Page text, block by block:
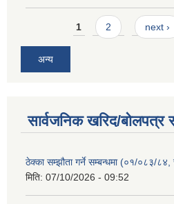
Pages1 2 next ›
अन्य
सार्वजनिक खरिद/बोलपत्र
ठेक्का सम्झौता गर्ने सम्बन्धमा (०१/०८३/
मिति: 07/10/2026 - 09:52